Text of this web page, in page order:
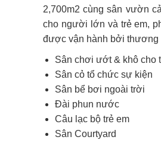
2,700m2 cùng sân vườn
cho người lớn và trẻ em,
được vận hành bởi thương
Sân chơi ướt & khô cho
Sân cỏ tổ chức sự kiện
Sân bể bơi ngoài trời
Đài phun nước
Câu lạc bộ trẻ em
Sân Courtyard